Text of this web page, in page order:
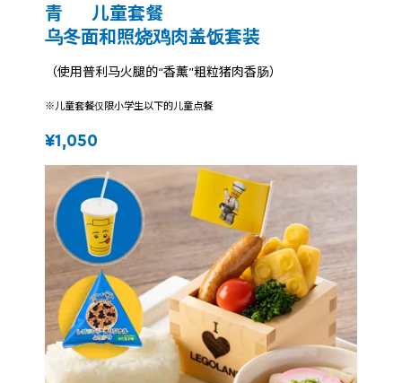
青 儿童套餐
乌冬面和照烧鸡肉盖饭套装
（使用普利马火腿的“香薰”粗粒猪肉香肠）
※儿童套餐仅限小学生以下的儿童点餐
¥1,050